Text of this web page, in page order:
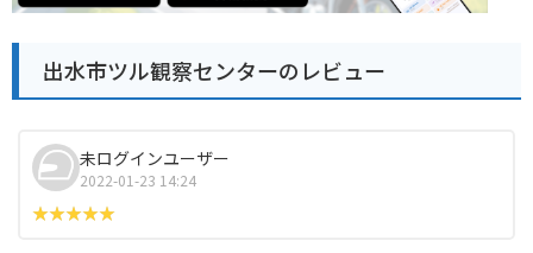
出水市ツル観察センターのレビュー
未ログインユーザー
2022-01-23 14:24